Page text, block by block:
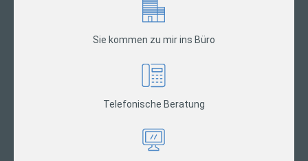
Sie kommen zu mir ins Büro
Telefonische Beratung